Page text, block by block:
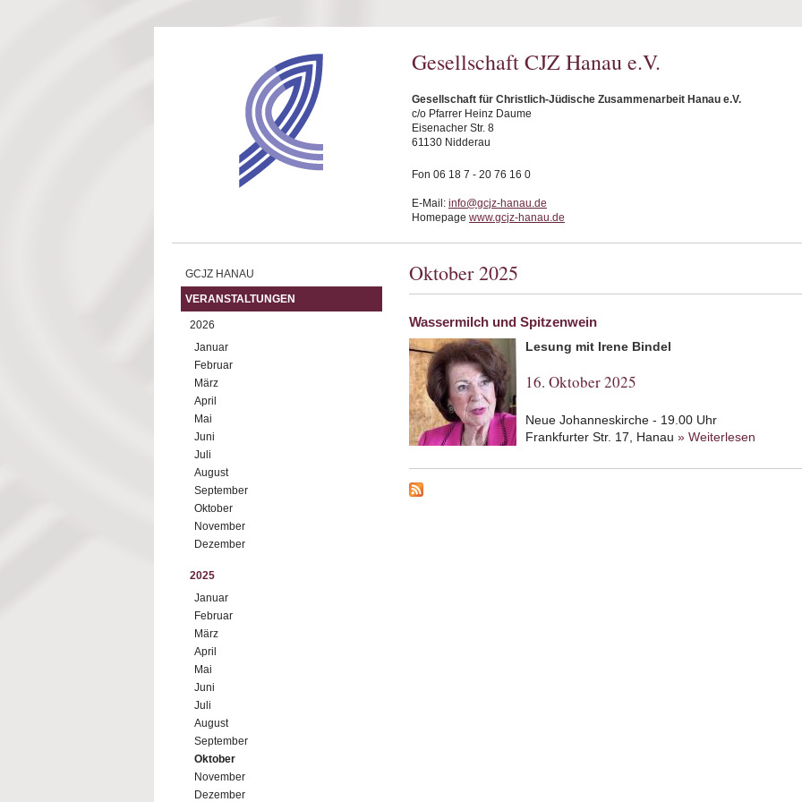
Gesellschaft CJZ Hanau e.V.
Gesellschaft für Christlich-Jüdische Zusammenarbeit Hanau e.V.
c/o Pfarrer Heinz Daume
Eisenacher Str. 8
61130 Nidderau
Fon 06 18 7 - 20 76 16 0
E-Mail: info@gcjz-hanau.de
Homepage www.gcjz-hanau.de
GCJZ HANAU
VERANSTALTUNGEN
2026
Januar
Februar
März
April
Mai
Juni
Juli
August
September
Oktober
November
Dezember
2025
Januar
Februar
März
April
Mai
Juni
Juli
August
September
Oktober
November
Dezember
Oktober 2025
Wassermilch und Spitzenwein
Lesung mit Irene Bindel
16. Oktober 2025
Neue Johanneskirche - 19.00 Uhr
Frankfurter Str. 17, Hanau » Weiterlesen